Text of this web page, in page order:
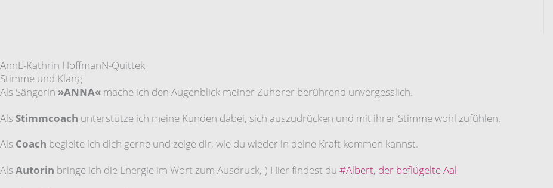
AnnE-Kathrin HoffmanN-Quittek
Stimme und Klang
Als Sängerin »ANNA« mache ich den Augenblick meiner Zuhörer berührend unvergesslich.
Als Stimmcoach unterstütze ich meine Kunden dabei, sich auszudrücken und mit ihrer Stimme wohl zufühlen.
Als Coach begleite ich dich gerne und zeige dir, wie du wieder in deine Kraft kommen kannst.
Als Autorin bringe ich die Energie im Wort zum Ausdruck,-) Hier findest du #Albert, der beflügelte Aal